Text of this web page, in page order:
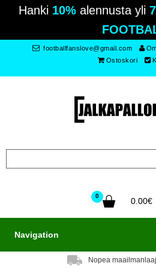
Hanki 10%alennusta yli
footballfanslove@gmail.com
Ostoskori
0
0.00€
Navigation
Nopea